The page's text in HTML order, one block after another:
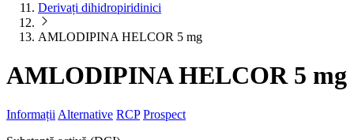
Derivați dihidropiridinici
AMLODIPINA HELCOR 5 mg
AMLODIPINA HELCOR 5 mg
Informații Alternative RCP Prospect